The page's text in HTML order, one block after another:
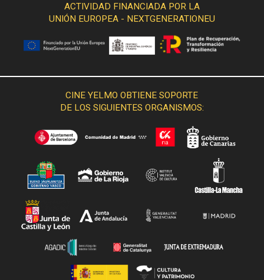
ACTIVIDAD FINANCIADA POR LA
UNIÓN EUROPEA - NEXTGENERATIONEU
CINE YELMO OBTIENE SOPORTE
DE LOS SIGUIENTES ORGANISMOS: